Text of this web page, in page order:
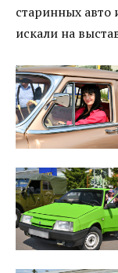
старинных авто
искали на